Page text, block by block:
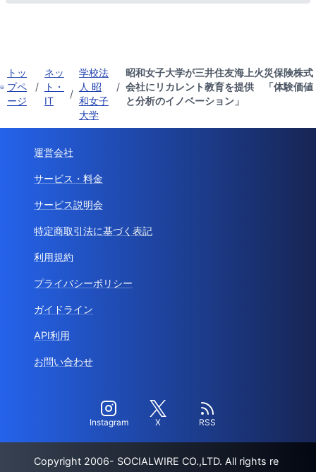
トッ
プペ
ージ
/
ネッ
ト・
IT
/
学校法
人 昭
和女子
大学
/
昭和女子大学が三井住友海上火災保険株式
会社にリカレント教育を提供 「体験価値
と分析のイノベーション」
運営会社
サービス・料金
サービス説明会
特定商取引法に基づく表記
利用規約
プライバシーポリシー
ガイドライン
API利用
お問い合わせ
Instagram X RSS
Copyright 2006- SOCIALWIRE CO.,LTD. All rights re